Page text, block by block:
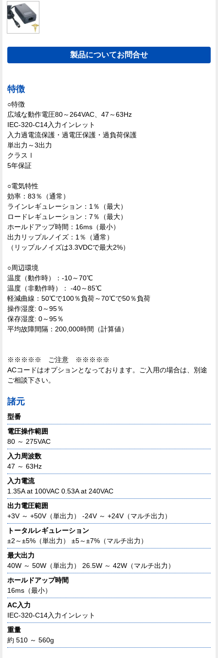
製品についてお問合せ
特徴
○特徴
広域な動作電圧80～264VAC、47～63Hz
IEC-320-C14入力インレット
入力過電流保護・過電圧保護・過負荷保護
単出力～3出力
クラスⅠ
5年保証
○電気特性
効率：83％（通常）
ラインレギュレーション：1％（最大）
ロードレギュレーション：7％（最大）
ホールドアップ時間：16ms（最小）
出力リップルノイズ：1％（通常）
（リップルノイズは3.3VDCで最大2%）
○周辺環境
温度（動作時）：-10～70℃
温度（非動作時）： -40～85℃
軽減曲線：50℃で100％負荷～70℃で50％負荷
操作湿度: 0～95％
保存湿度: 0～95％
平均故障間隔：200,000時間（計算値）
※※※※※ ご注意 ※※※※※
ACコードはオプションとなっております。ご入用の場合は、別途
ご相談下さい。
諸元
型番
電圧操作範囲
80 ～ 275VAC
入力周波数
47 ～ 63Hz
入力電流
1.35A at 100VAC 0.53A at 240VAC
出力電圧範囲
+3V ～ +50V（単出力） -24V ～ +24V（マルチ出力）
トータルレギュレーション
±2～±5%（単出力） ±5～±7%（マルチ出力）
最大出力
40W ～ 50W（単出力） 26.5W ～ 42W（マルチ出力）
ホールドアップ時間
16ms（最小）
AC入力
IEC-320-C14入力インレット
重量
約 510 ～ 560g